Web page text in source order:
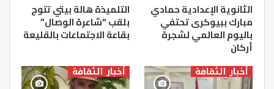
الثانوية الإعدادية حمادي
مبارك ببيوكرى تحتفي
باليوم العالمي لشجرة
أركان
التلميذة هالة بيتي تتوج
بلقب “شاعرة الوصال”
بقاعة الاجتماعات بالقليعة
أخبار الثقافة أخبار الثقافة